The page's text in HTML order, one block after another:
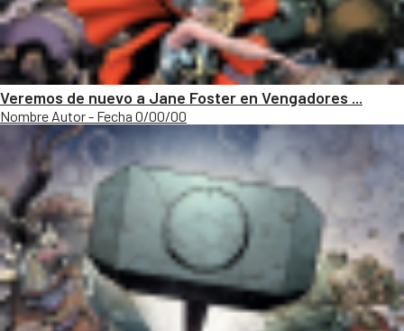
Veremos de nuevo a Jane Foster en Vengadores ...
Nombre Autor - Fecha 0/00/00